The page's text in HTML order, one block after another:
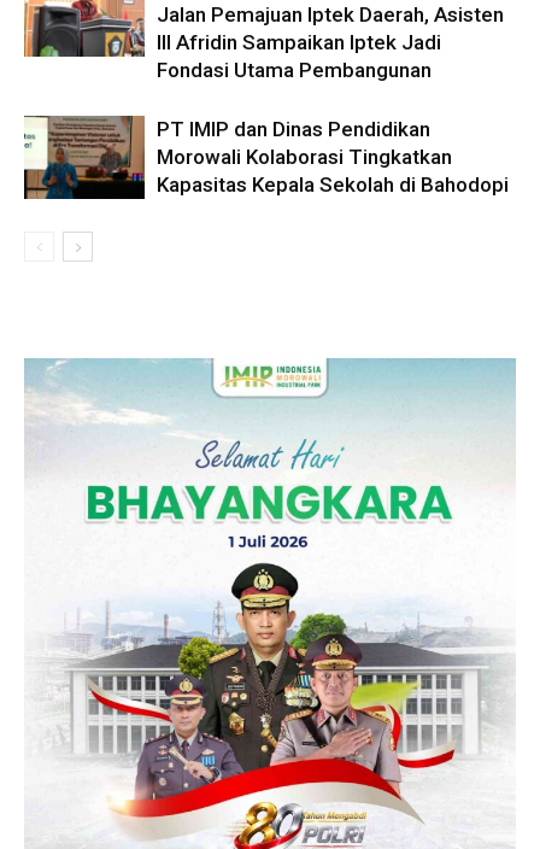
Jalan Pemajuan Iptek Daerah, Asisten
III Afridin Sampaikan Iptek Jadi
Fondasi Utama Pembangunan
PT IMIP dan Dinas Pendidikan
Morowali Kolaborasi Tingkatkan
Kapasitas Kepala Sekolah di Bahodopi